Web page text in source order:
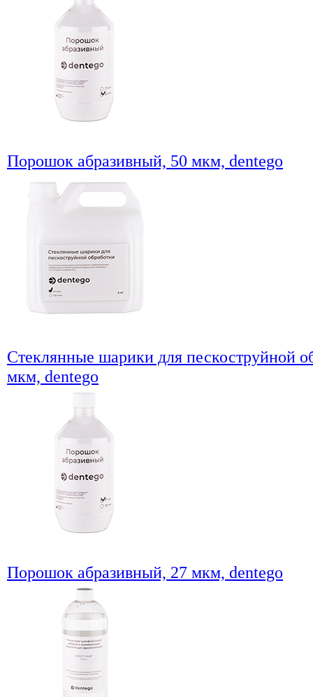
Порошок абразивный, 50 мкм, dentego
Стеклянные шарики для пескоструйной
мкм, dentego
Порошок абразивный, 27 мкм, dentego